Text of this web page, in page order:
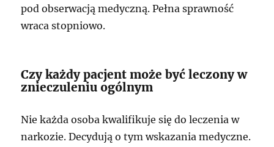
pod obserwacją medyczną. Pełna sprawność
wraca stopniowo.
Czy każdy pacjent może być leczony w
znieczuleniu ogólnym
Nie każda osoba kwalifikuje się do leczenia w
narkozie. Decydują o tym wskazania medyczne.